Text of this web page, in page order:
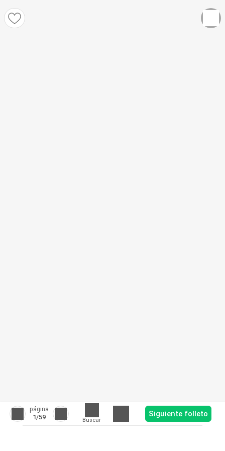
página
1/59 Buscar
Siguiente folleto